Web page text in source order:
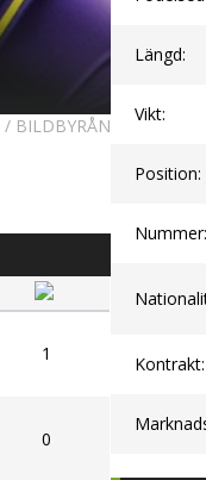
BILDBYRÅN
1
0
Längd:
Vikt:
Position:
Nummer:
Kontrakt: